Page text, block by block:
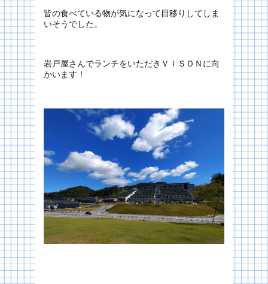
皆の食べている物が気になって目移りしてしま
いそうでした。
岩戸屋さんでランチをいただきＶＩＳＯＮに向
かいます！